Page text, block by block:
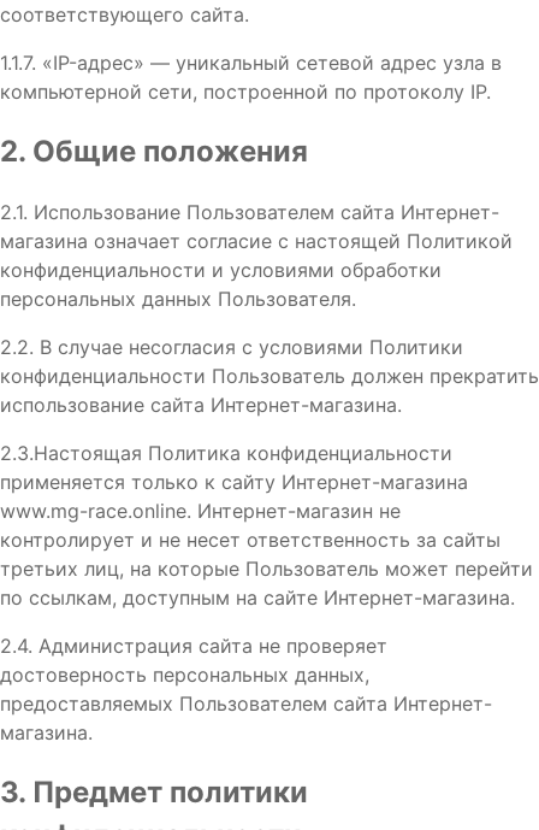
соответствующего сайта.
1.1.7. «IP-адрес» — уникальный сетевой адрес узла в
компьютерной сети, построенной по протоколу IP.
2. Общие положения
2.1. Использование Пользователем сайта Интернет-
магазина означает согласие с настоящей Политикой
конфиденциальности и условиями обработки
персональных данных Пользователя.
2.2. В случае несогласия с условиями Политики
конфиденциальности Пользователь должен прекратить
использование сайта Интернет-магазина.
2.3.Настоящая Политика конфиденциальности
применяется только к сайту Интернет-магазина
www.mg-race.online. Интернет-магазин не
контролирует и не несет ответственность за сайты
третьих лиц, на которые Пользователь может перейти
по ссылкам, доступным на сайте Интернет-магазина.
2.4. Администрация сайта не проверяет
достоверность персональных данных,
предоставляемых Пользователем сайта Интернет-
магазина.
3. Предмет политики